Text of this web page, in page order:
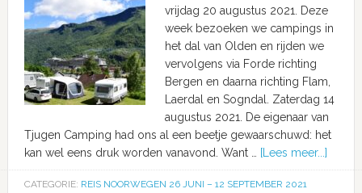
vrijdag 20 augustus 2021. Deze
week bezoeken we campings in
het dal van Olden en rijden we
vervolgens via Forde richting
Bergen en daarna richting Flam,
Laerdal en Sogndal. Zaterdag 14
augustus 2021. De eigenaar van
Tjugen Camping had ons al een beetje gewaarschuwd: het
kan wel eens druk worden vanavond. Want …
[Lees meer...]
CATEGORIE: REIS NOORWEGEN 26 JUNI – 12 SEPTEMBER 2021